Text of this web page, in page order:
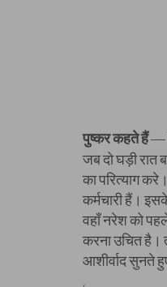
पुष्कर कहते हैं—
जब दो घड़ी रात
का परित्याग
कर्मचारी हैं।
वहाँ नरेश को
करना उचित है।
आशीर्वाद सुनते